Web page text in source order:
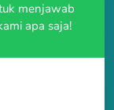
menjawab
apa saja!